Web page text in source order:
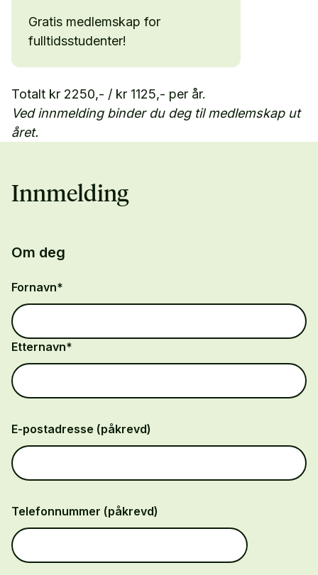
Gratis medlemskap for
fulltidsstudenter!
Totalt kr 2250,- / kr 1125,- per år.
Ved innmelding binder du deg til medlemskap ut
året.
Innmelding
Om deg
Fornavn*
Etternavn*
E-postadresse (påkrevd)
Telefonnummer (påkrevd)